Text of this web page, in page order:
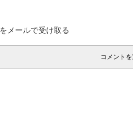
メールで受け取る